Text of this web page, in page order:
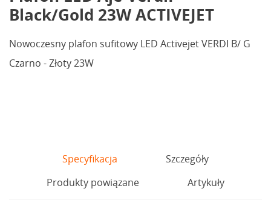
Black/Gold 23W ACTIVEJET
Nowoczesny plafon sufitowy LED Activejet VERDI B/ G
Czarno - Złoty 23W
Specyfikacja
Szczegóły
Produkty powiązane
Artykuły